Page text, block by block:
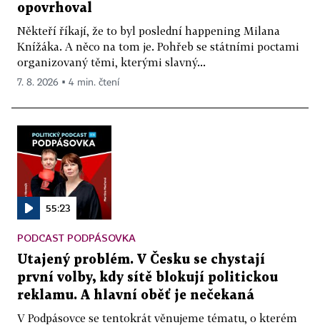
opovrhoval
Někteří říkají, že to byl poslední happening Milana
Knížáka. A něco na tom je. Pohřeb se státními poctami
organizovaný těmi, kterými slavný...
7. 8. 2026 ▪ 4 min. čtení
55:23
PODCAST PODPÁSOVKA
Utajený problém. V Česku se chystají
první volby, kdy sítě blokují politickou
reklamu. A hlavní oběť je nečekaná
V Podpásovce se tentokrát věnujeme tématu, o kterém